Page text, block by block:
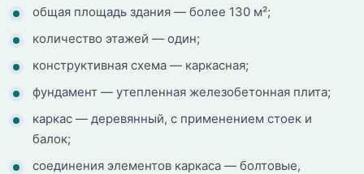
общая площадь здания — более 130 м²;
количество этажей — один;
конструктивная схема — каркасная;
фундамент — утепленная железобетонная плита;
каркас — деревянный, с применением стоек и
балок;
соединения элементов каркаса — болтовые,